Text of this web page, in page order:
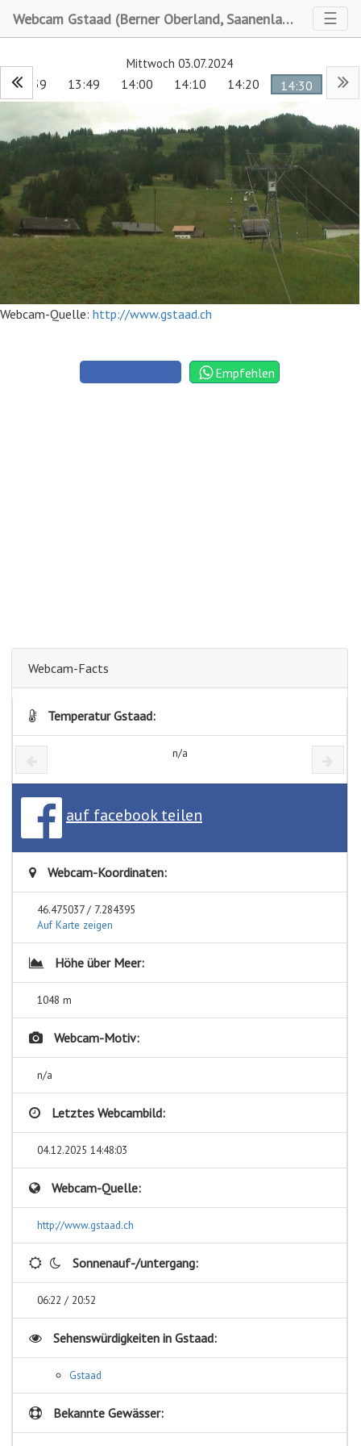
Webcam Gstaad (Berner Oberland, Saanenland) ☰
Mittwoch 03.07.2024
13:39 13:49 14:00 14:10 14:20 14:30
Webcam-Quelle: http://www.gstaad.ch
Empfehlen
Webcam-Facts
Temperatur Gstaad:
n/a
auf facebook teilen
Webcam-Koordinaten:
46.475037 / 7.284395
Auf Karte zeigen
Höhe über Meer:
1048 m
Webcam-Motiv:
n/a
Letztes Webcambild:
04.12.2025 14:48:03
Webcam-Quelle:
http://www.gstaad.ch
Sonnenauf-/untergang:
06:22 / 20:52
Sehenswürdigkeiten in Gstaad:
Gstaad
Bekannte Gewässer: